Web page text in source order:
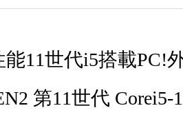
能11世代i5搭載
第11世代 Corei5-